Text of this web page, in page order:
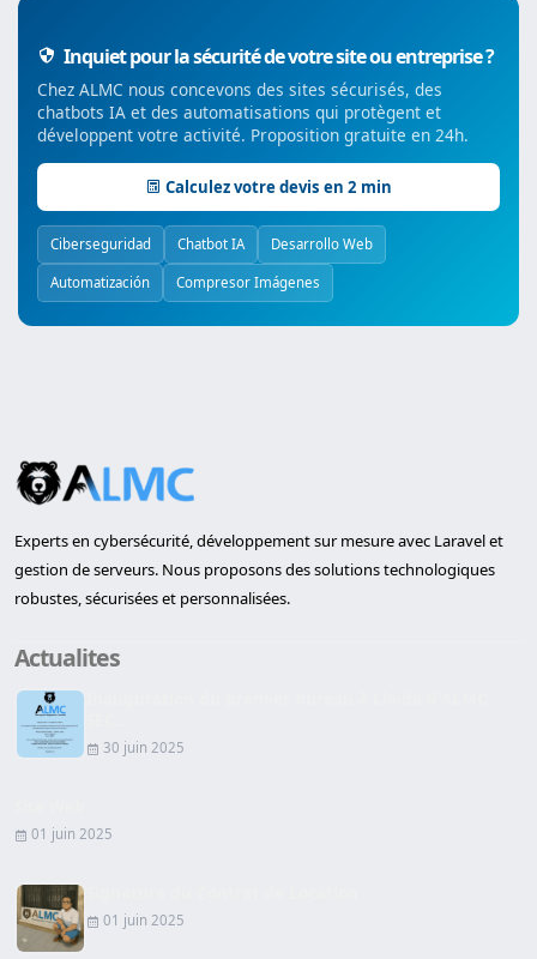
Inquiet pour la sécurité de votre site ou entreprise ?
Chez ALMC nous concevons des sites sécurisés, des
chatbots IA et des automatisations qui protègent et
développent votre activité. Proposition gratuite en 24h.
Calculez votre devis en 2 min
Ciberseguridad Chatbot IA Desarrollo Web
Automatización Compresor Imágenes
Experts en cybersécurité, développement sur mesure avec Laravel et
gestion de serveurs. Nous proposons des solutions technologiques
robustes, sécurisées et personnalisées.
Actualites
30 juin 2025
01 juin 2025
01 juin 2025